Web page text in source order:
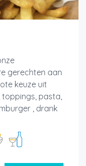
gerechten aan
keuze uit
pasta,
, drank